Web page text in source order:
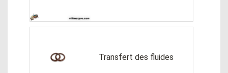
Transfert des fluides